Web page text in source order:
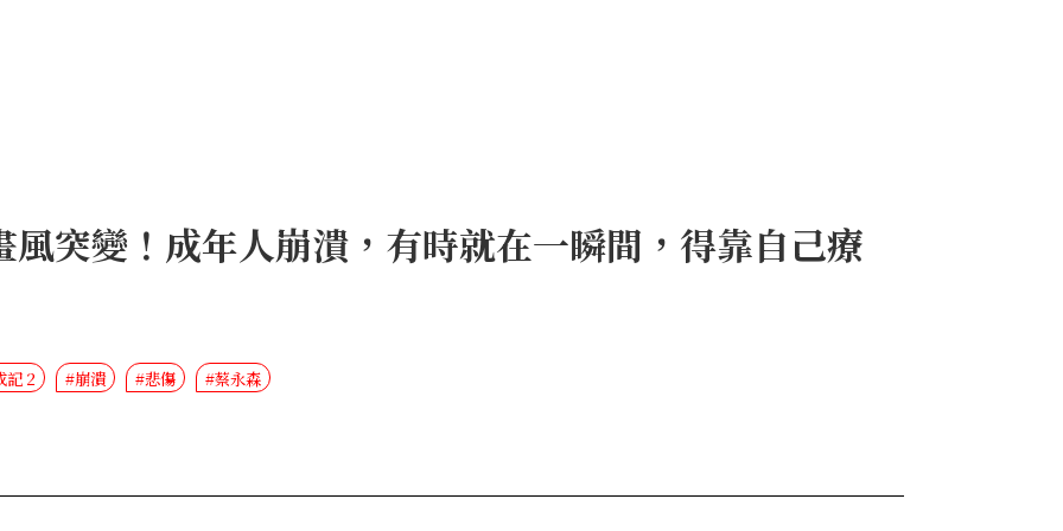
突變！成年人崩潰，有時就在一瞬間，得靠自己療
記 2 #崩潰 #悲傷 #蔡永森